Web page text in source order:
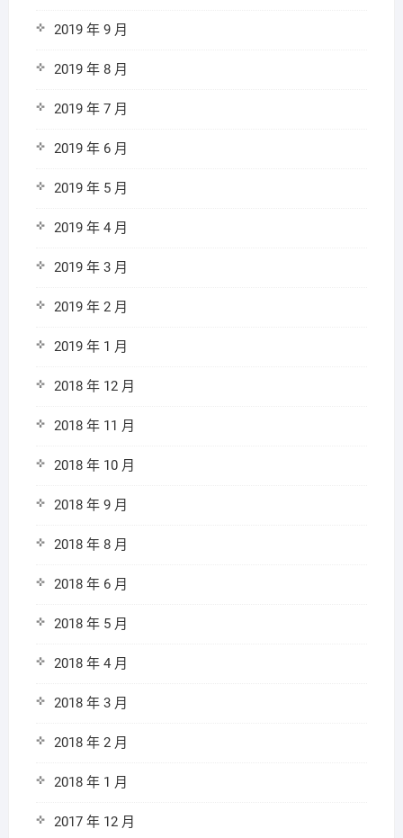
2019 年 9 月
2019 年 8 月
2019 年 7 月
2019 年 6 月
2019 年 5 月
2019 年 4 月
2019 年 3 月
2019 年 2 月
2019 年 1 月
2018 年 12 月
2018 年 11 月
2018 年 10 月
2018 年 9 月
2018 年 8 月
2018 年 6 月
2018 年 5 月
2018 年 4 月
2018 年 3 月
2018 年 2 月
2018 年 1 月
2017 年 12 月